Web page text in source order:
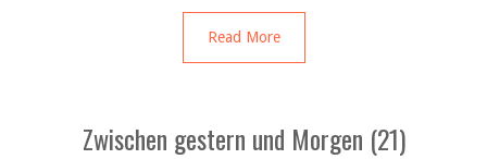
Read More
Zwischen gestern und Morgen (21)